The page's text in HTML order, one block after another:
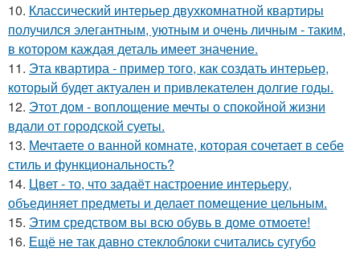
10. Классический интерьер двухкомнатной квартиры
получился элегантным, уютным и очень личным - таким,
в котором каждая деталь имеет значение.
11. Эта квартира - пример того, как создать интерьер,
который будет актуален и привлекателен долгие годы.
12. Этот дом - воплощение мечты о спокойной жизни
вдали от городской суеты.
13. Мечтаете о ванной комнате, которая сочетает в себе
стиль и функциональность?
14. Цвет - то, что задаёт настроение интерьеру,
объединяет предметы и делает помещение цельным.
15. Этим средством вы всю обувь в доме отмоете!
16. Ещё не так давно стеклоблоки считались сугубо